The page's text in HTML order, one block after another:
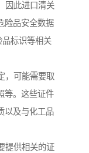
因此进口清关
险品安全数据
品标识等相关
，可能需要取
等。这些证件
以及与化工品
提供相关的证